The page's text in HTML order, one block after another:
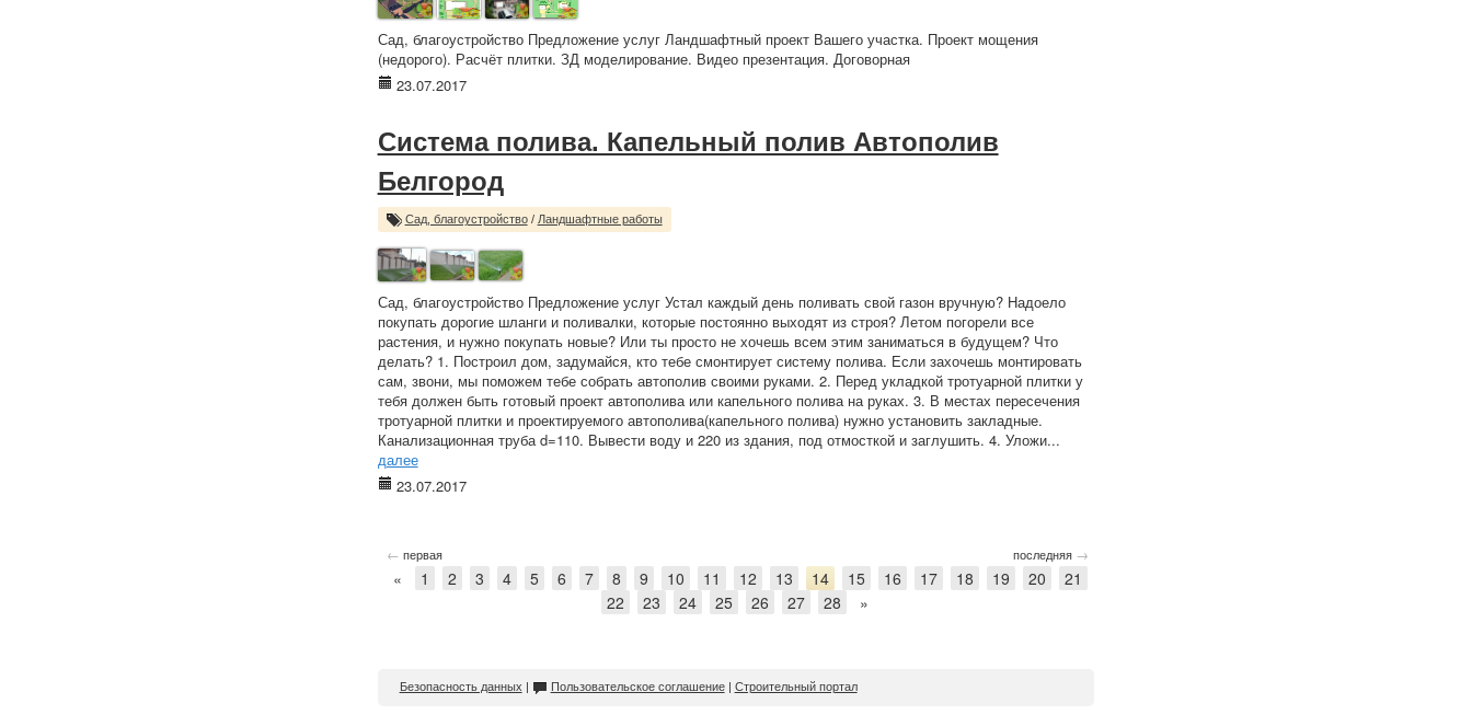
Сад, благоустройство Предложение услуг Ландшафтный проект Вашего участка. Проект мощения
(недорого). Расчёт плитки. ЗД моделирование. Видео презентация. Договорная
23.07.2017
Система полива. Капельный полив Автополив
Белгород
Сад, благоустройство/ Ландшафтные работы
Сад, благоустройство Предложение услуг Устал каждый день поливать свой газон вручную? Надоело
покупать дорогие шланги и поливалки, которые постоянно выходят из строя? Летом погорели все
растения, и нужно покупать новые? Или ты просто не хочешь всем этим заниматься в будущем? Что
делать? 1. Построил дом, задумайся, кто тебе смонтирует систему полива. Если захочешь монтировать
сам, звони, мы поможем тебе собрать автополив своими руками. 2. Перед укладкой тротуарной плитки у
тебя должен быть готовый проект автополива или капельного полива на руках. 3. В местах пересечения
тротуарной плитки и проектируемого автополива(капельного полива) нужно установить закладные.
Канализационная труба d=110. Вывести воду и 220 из здания, под отмосткой и заглушить. 4. Уложи...
далее
23.07.2017
← первая последняя →
« 1 2 3 4 5 6 7 8 9 10 11 12 13 14 15 16 17 18 19 20
21
22
23 24 25 26 27 28 »
Безопасность данных | Пользовательское соглашение| Строительный портал